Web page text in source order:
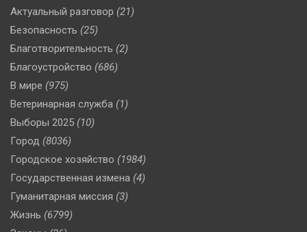
Актуальный разговор (21)
Безопасность (25)
Благотворительность (2)
Благоустройство (686)
В мире (975)
Ветеринарная служба (1)
Выборы 2025 (10)
Город (8036)
Городское хозяйство (1984)
Государственная измена (4)
Гуманитарная миссия (3)
Жизнь (6799)